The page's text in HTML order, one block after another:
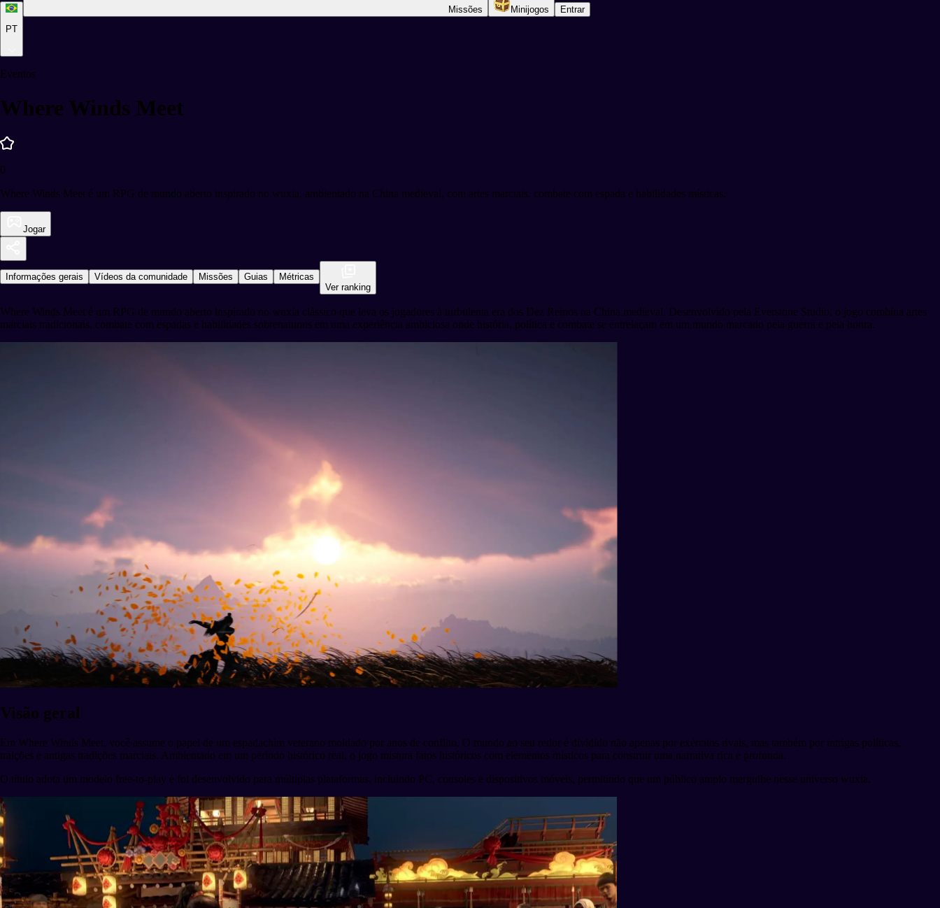
PT
Missões Minijogos Entrar
Eventos
Where Winds Meet
0
Where Winds Meet é um RPG de mundo aberto inspirado no wuxia, ambientado na China medieval, com artes marciais, combate com espada e habilidades místicas.
Jogar
Informações gerais Vídeos da comunidade Missões Guias
Métricas
Ver ranking
Where Winds Meet é um RPG de mundo aberto inspirado no wuxia clássico que leva os jogadores à turbulenta era dos Dez Reinos na China medieval. Desenvolvido pela Everstone Studio, o jogo combina artes
marciais tradicionais, combate com espadas e habilidades sobrenaturais em uma experiência ambiciosa onde história, política e combate se entrelaçam em um mundo marcado pela guerra e pela honra.
Visão geral
Em Where Winds Meet, você assume o papel de um espadachim veterano moldado por anos de conflito. O mundo ao seu redor é dividido não apenas por exércitos rivais, mas também por intrigas políticas,
traições e antigas tradições marciais. Ambientado em um período histórico real, o jogo mistura fatos históricos com elementos místicos para construir uma narrativa rica e profunda.
O título adota um modelo free-to-play e foi desenvolvido para múltiplas plataformas, incluindo PC, consoles e dispositivos móveis, permitindo que um público amplo mergulhe nesse universo wuxia.